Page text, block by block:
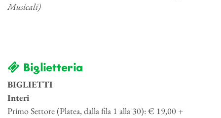
Musicali)
Biglietteria
BIGLIETTI
Interi
Primo Settore (Platea, dalla fila 1 alla 30): € 19,00 +